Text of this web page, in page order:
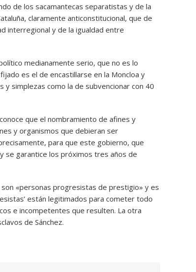
de los sacamantecas separatistas y de la
claramente anticonstitucional, que de
interregional y de la igualdad entre
medianamente serio, que no es lo
es el de encastillarse en la Moncloa y
simplezas como la de subvencionar con 40
que el nombramiento de afines y
y organismos que debieran ser
para que este gobierno, que
se garantice los próximos tres años de
«personas progresistas de prestigio» y es
están legitimados para cometer todo
e incompetentes que resulten. La otra
de Sánchez.